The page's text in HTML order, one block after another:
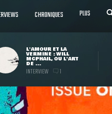
CHRONIQUES PLUS
L'AMOUR ET LA
VERMINE : WILL
MCPHAIL, OU L'ART
DE ...
INTERVIEW 1